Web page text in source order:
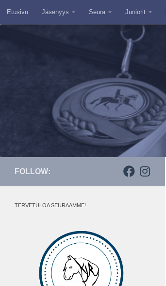
Skip to content
Etusivu Jäsenyys Seura Juniorit
FOLLOW:
TERVETULOA SEURAAMME!